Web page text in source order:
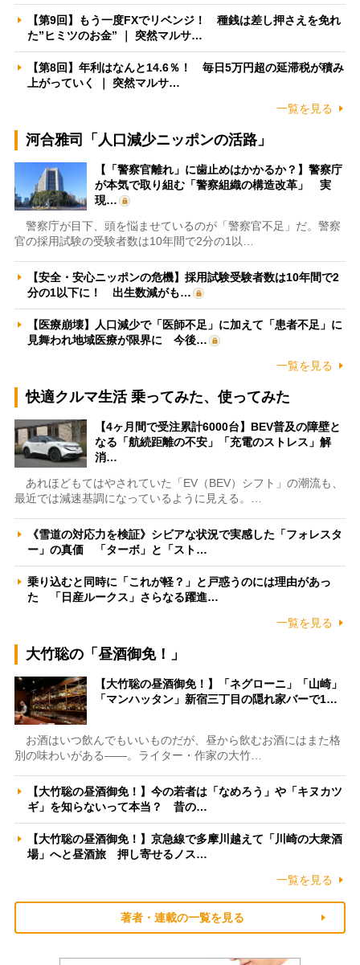
【第9回】もう一度FXでリベンジ！ 種銭は差し押さえを免れ
た”ヒミツのお金” ｜ 突然マルサ…
【第8回】年利はなんと14.6％！ 毎日5万円超の延滞税が積み
上がっていく ｜ 突然マルサ…
一覧を見る
河合雅司「人口減少ニッポンの活路」
【「警察官離れ」に歯止めはかかるか？】警察庁
が本気で取り組む「警察組織の構造改革」 実
現…
警察庁が目下、頭を悩ませているのが「警察官不足」だ。警察
官の採用試験の受験者数は10年間で2分の1以…
【安全・安心ニッポンの危機】採用試験受験者数は10年間で2
分の1以下に！ 出生数減がも…
【医療崩壊】人口減少で「医師不足」に加えて「患者不足」に
見舞われ地域医療が限界に 今後…
一覧を見る
快適クルマ生活 乗ってみた、使ってみた
【4ヶ月間で受注累計6000台】BEV普及の障壁と
なる「航続距離の不安」「充電のストレス」解
消…
あれほどもてはやされていた「EV（BEV）シフト」の潮流も、
最近では減速基調になっているように見える。…
《雪道の対応力を検証》シビアな状況で実感した「フォレスタ
ー」の真価 「ターボ」と「スト…
乗り込むと同時に「これが軽？」と戸惑うのには理由があっ
た 「日産ルークス」さらなる躍進…
一覧を見る
大竹聡の「昼酒御免！」
【大竹聡の昼酒御免！】「ネグローニ」「山崎」
「マンハッタン」新宿三丁目の隠れ家バーで1…
お酒はいつ飲んでもいいものだが、昼から飲むお酒にはまた格
別の味わいがある――。ライター・作家の大竹…
【大竹聡の昼酒御免！】今の若者は「なめろう」や「キヌカツ
ギ」を知らないって本当？ 昔の…
【大竹聡の昼酒御免！】京急線で多摩川越えて「川崎の大衆酒
場」へと昼酒旅 押し寄せるノス…
一覧を見る
著者・連載の一覧を見る